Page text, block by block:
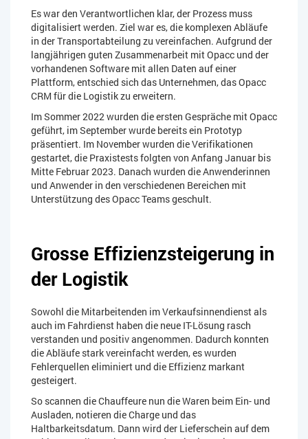
Es war den Verantwortlichen klar, der Prozess muss
digitalisiert werden. Ziel war es, die komplexen Abläufe
in der Transportabteilung zu vereinfachen. Aufgrund der
langjährigen guten Zusammenarbeit mit Opacc und der
vorhandenen Software mit allen Daten auf einer
Plattform, entschied sich das Unternehmen, das Opacc
CRM für die Logistik zu erweitern.
Im Sommer 2022 wurden die ersten Gespräche mit Opacc
geführt, im September wurde bereits ein Prototyp
präsentiert. Im November wurden die Verifikationen
gestartet, die Praxistests folgten von Anfang Januar bis
Mitte Februar 2023. Danach wurden die Anwenderinnen
und Anwender in den verschiedenen Bereichen mit
Unterstützung des Opacc Teams geschult.
Grosse Effizienzsteigerung in
der Logistik
Sowohl die Mitarbeitenden im Verkaufsinnendienst als
auch im Fahrdienst haben die neue IT-Lösung rasch
verstanden und positiv angenommen. Dadurch konnten
die Abläufe stark vereinfacht werden, es wurden
Fehlerquellen eliminiert und die Effizienz markant
gesteigert.
So scannen die Chauffeure nun die Waren beim Ein- und
Ausladen, notieren die Charge und das
Haltbarkeitsdatum. Dann wird der Lieferschein auf dem